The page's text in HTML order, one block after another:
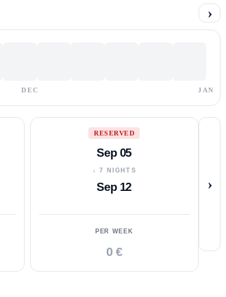
›
DEC JAN
RESERVED
Sep 05
↓ 7 NIGHTS
Sep 12
PER WEEK
0 €
›